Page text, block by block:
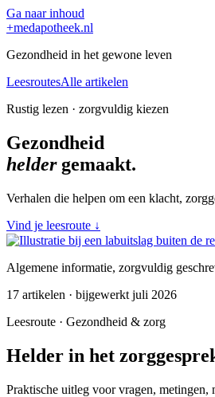
Ga naar inhoud
+medapotheek.nl
Gezondheid in het gewone leven
LeesroutesAlle artikelen
Rustig lezen · zorgvuldig kiezen
Gezondheid
heldergemaakt.
Verhalen die helpen om een klacht,
Vind je leesroute ↓
Algemene informatie, zorgvuldig
17 artikelen · bijgewerkt juli 2026
Leesroute · Gezondheid & zorg
Helder in het
Praktische uitleg voor vragen,